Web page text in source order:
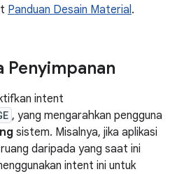
Panduan Desain Material.
Penyimpanan
intent
, yang mengarahkan pengguna
sistem. Misalnya, jika aplikasi
daripada yang saat ini
intent ini untuk